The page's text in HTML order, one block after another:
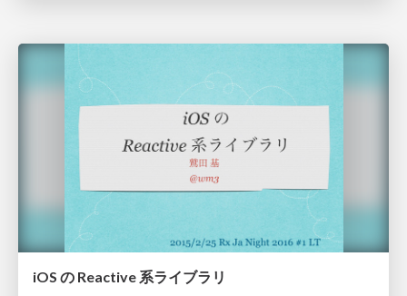
iOS の Reactive 系ライブラリ